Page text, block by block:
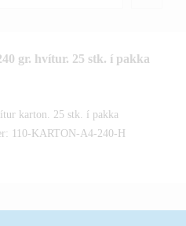
gr. hvítur. 25 stk. í pakka
karton. 25 stk. í pakka
110-KARTON-A4-240-H